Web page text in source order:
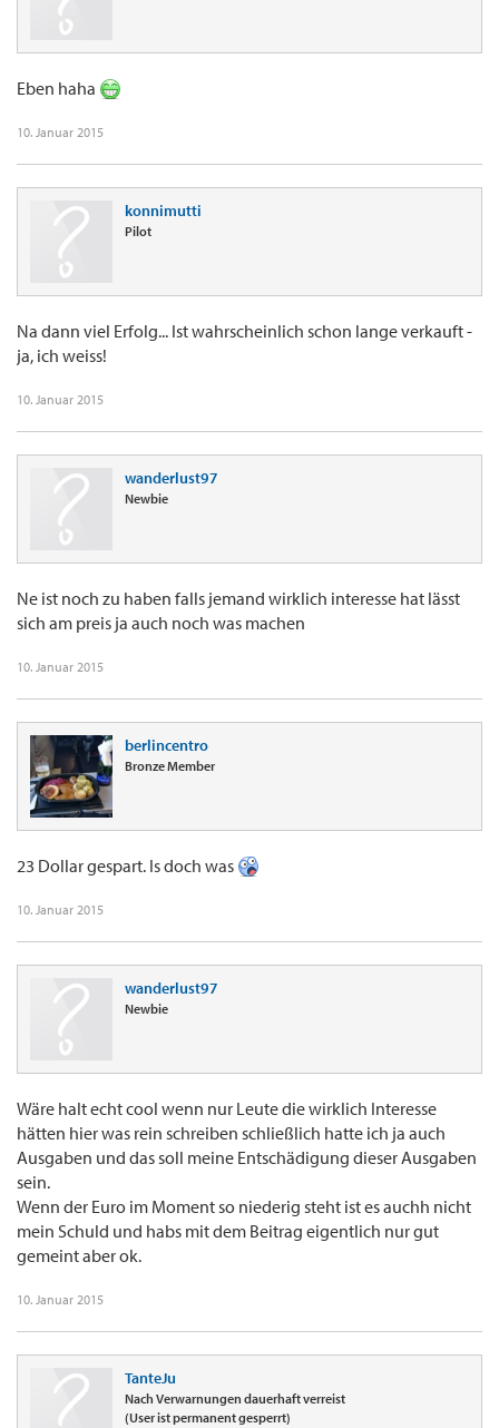
Eben haha
10. Januar 2015
konnimutti
Pilot
Na dann viel Erfolg... Ist wahrscheinlich schon lange verkauft -
ja, ich weiss!
10. Januar 2015
wanderlust97
Newbie
Ne ist noch zu haben falls jemand wirklich interesse hat lässt
sich am preis ja auch noch was machen
10. Januar 2015
berlincentro
Bronze Member
23 Dollar gespart. Is doch was
10. Januar 2015
wanderlust97
Newbie
Wäre halt echt cool wenn nur Leute die wirklich Interesse
hätten hier was rein schreiben schließlich hatte ich ja auch
Ausgaben und das soll meine Entschädigung dieser Ausgaben
sein.
Wenn der Euro im Moment so niederig steht ist es auchh nicht
mein Schuld und habs mit dem Beitrag eigentlich nur gut
gemeint aber ok.
10. Januar 2015
TanteJu
Nach Verwarnungen dauerhaft verreist
(User ist permanent gesperrt)